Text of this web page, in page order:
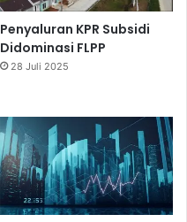
Penyaluran KPR Subsidi
Didominasi FLPP
28 Juli 2025